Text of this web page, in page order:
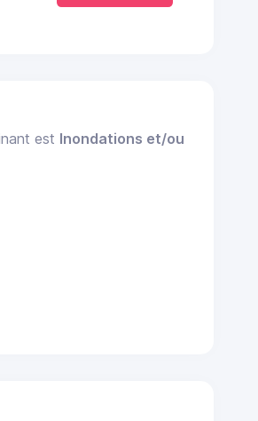
est Inondations et/ou